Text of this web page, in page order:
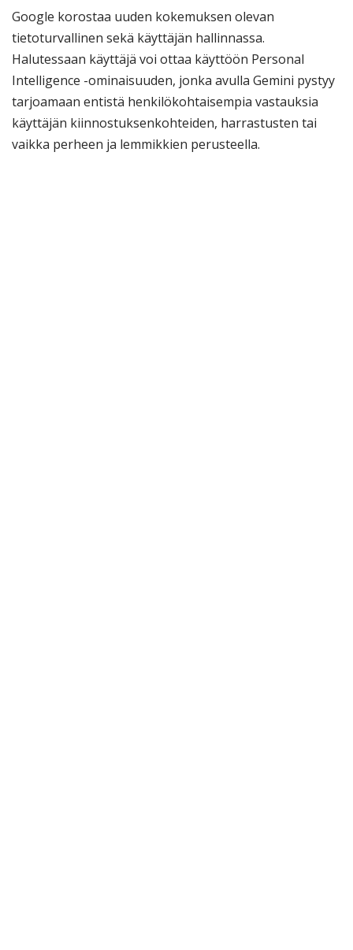
Google korostaa uuden kokemuksen olevan
tietoturvallinen sekä käyttäjän hallinnassa.
Halutessaan käyttäjä voi ottaa käyttöön Personal
Intelligence -ominaisuuden, jonka avulla Gemini pystyy
tarjoamaan entistä henkilökohtaisempia vastauksia
käyttäjän kiinnostuksenkohteiden, harrastusten tai
vaikka perheen ja lemmikkien perusteella.